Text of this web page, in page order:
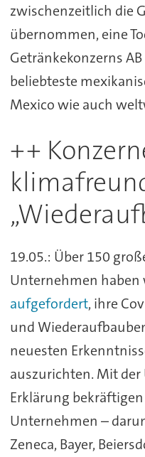
zwischenzeitlich die
übernommen, eine
Getränkekonzerns
beliebteste
Mexico wie auch
++
19.05.: Über 150
Unternehmen
aufgefordert, ihre
und
neuesten
auszurichten. Mit
Erklärung
Unternehmen –
Zeneca, Bayer,